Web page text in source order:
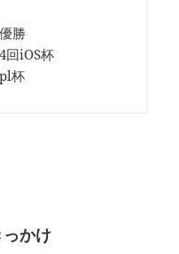
勝
回iOS杯
杯
かけ